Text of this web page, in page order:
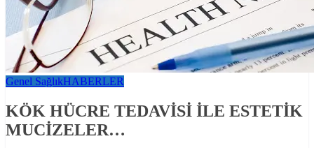
Genel SağlıkHABERLER
KÖK HÜCRE TEDAVİSİ İLE ESTETİK
MUCİZELER…